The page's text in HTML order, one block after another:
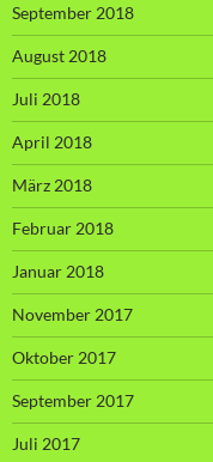
September 2018
August 2018
Juli 2018
April 2018
März 2018
Februar 2018
Januar 2018
November 2017
Oktober 2017
September 2017
Juli 2017